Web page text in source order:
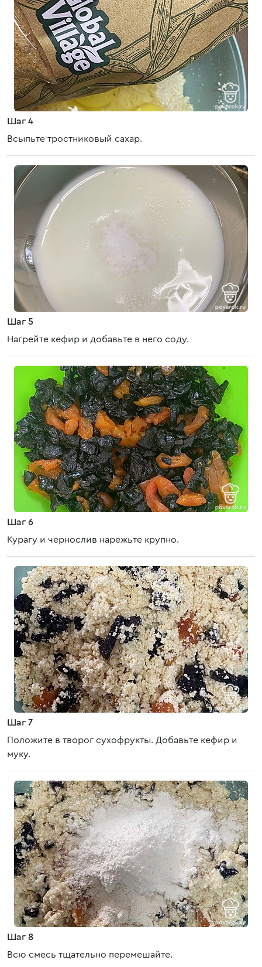
Шаг 4
Всыпьте тростниковый сахар.
Шаг 5
Нагрейте кефир и добавьте в него соду.
Шаг 6
Курагу и чернослив нарежьте крупно.
Шаг 7
Положите в творог сухофрукты. Добавьте кефир и
муку.
Шаг 8
Всю смесь тщательно перемешайте.